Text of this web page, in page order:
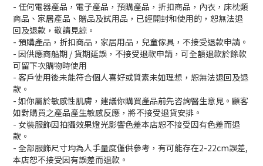
- 任何電器產品，電子產品，預購產品，折扣商品，內衣，床枕類
商品、家居產品、贈品及試用品，已經開封和使用的，恕無法退
回及退款，敬請見諒。
- 預購產品，折扣商品，家居用品，兒童傢具，不接受退款申請。
- 因供應商船期 / 貨期延誤，不接受退款申請，可全額退款於餘款
可留下次購物時使用
- 客戶使用後未能符合個人喜好或質素未如理想，恕無法退回及退
款。
- 如你屬於敏感性肌膚，建議你購買產品前先咨詢醫生意見。顧客
如對購買之產品產生敏感反應，將不接受退貨安排。
- 女裝服飾因拍攝效果燈光影響色差本店恕不接受因有色差而退
款。
- 全部服飾尺寸均為人手量度僅供參考，有可能存在2-22cm誤差,
本店恕不接受因有誤差而退款。